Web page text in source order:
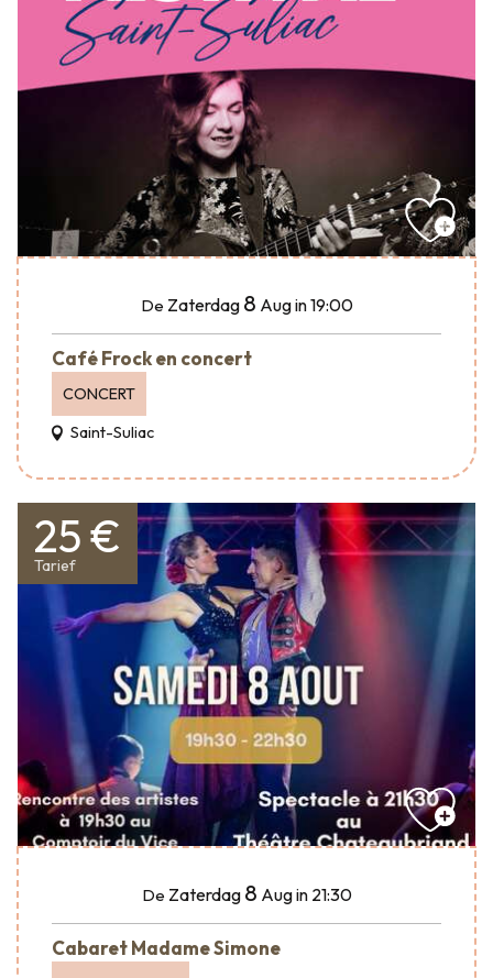
De Zaterdag 8 Augin 19:00
Café Frock en concert
CONCERT
Saint-Suliac
25 €
Tarief
De Zaterdag 8 Augin 21:30
Cabaret Madame Simone